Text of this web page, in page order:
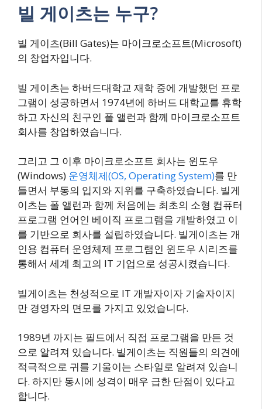
빌 게이츠는 누구?
빌 게이츠(Bill Gates)는 마이크로소프트(Microsoft)
의 창업자입니다.
빌 게이츠는 하버드대학교 재학 중에 개발했던 프로
그램이 성공하면서 1974년에 하버드 대학교를 휴학
하고 자신의 친구인 폴 앨런과 함께 마이크로소프트
회사를 창업하였습니다.
그리고 그 이후 마이크로소프트 회사는 윈도우
(Windows) 운영체제(OS, Operating System)를 만
들면서 부동의 입지와 지위를 구축하였습니다. 빌게
이츠는 폴 앨런과 함께 처음에는 최초의 소형 컴퓨터
프로그램 언어인 베이직 프로그램을 개발하였고 이
를 기반으로 회사를 설립하였습니다. 빌게이츠는 개
인용 컴퓨터 운영체제 프로그램인 윈도우 시리즈를
통해서 세계 최고의 IT 기업으로 성공시켰습니다.
빌게이츠는 천성적으로 IT 개발자이자 기술자이지
만 경영자의 면모를 가지고 있었습니다.
1989년 까지는 필드에서 직접 프로그램을 만든 것
으로 알려져 있습니다. 빌게이츠는 직원들의 의견에
적극적으로 귀를 기울이는 스타일로 알려져 있습니
다. 하지만 동시에 성격이 매우 급한 단점이 있다고
합니다.